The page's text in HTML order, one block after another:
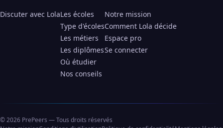
Discuter avec LolaLes écoles
Type d'écoles
Les métiers
Les diplômes
Où étudier
Nos conseils
Notre mission
Comment Lola décide
Espace pro
Se connecter
© 2026 PrePeers — Tous droits réservés